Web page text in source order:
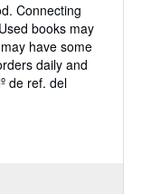
Connecting
books may
have some
daily and
de ref. del